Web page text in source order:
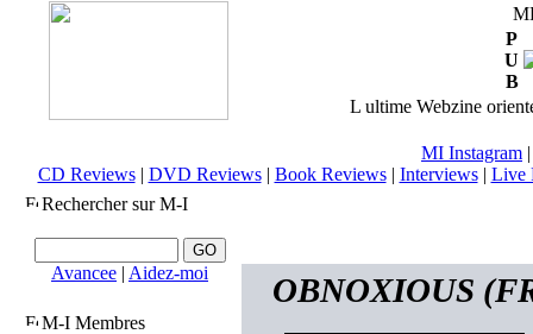
P
U
B
L ultime Webzine
MI Instagram
CD Reviews| DVD Reviews| Book Reviews| Interviews| Live
Rechercher sur M-I
Avancee | Aidez-moi
M-I Membres
OBNOXIOUS